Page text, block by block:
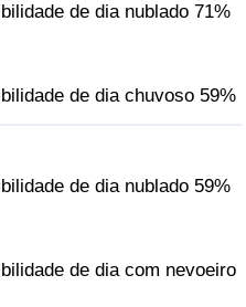
de dia nublado 71%
de dia chuvoso 59%
de dia nublado 59%
de dia com nevoeiro